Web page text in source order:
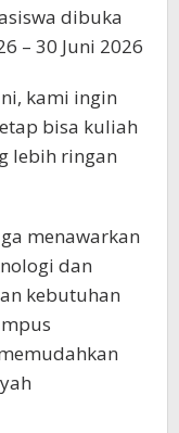
dibuka
– 30 Juni 2026
kami ingin
bisa kuliah
lebih ringan
menawarkan
dan
kebutuhan